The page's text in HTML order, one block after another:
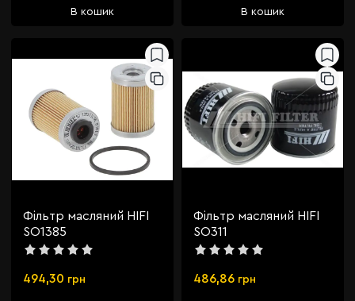
В кошик В кошик
Фільтр масляний HIFI
SO1385
494,30 грн
Фільтр масляний HIFI
SO311
486,86 грн